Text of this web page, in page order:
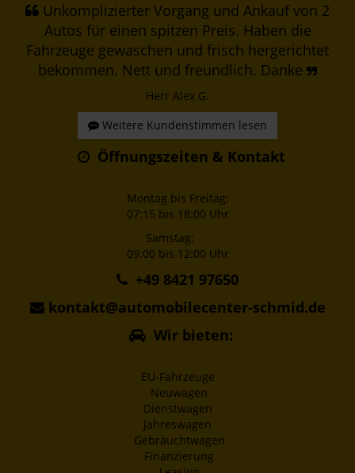
Unkomplizierter Vorgang und Ankauf von 2
Autos für einen spitzen Preis. Haben die
Fahrzeuge gewaschen und frisch hergerichtet
bekommen. Nett und freundlich. Danke
Herr Alex G.
Weitere Kundenstimmen lesen
Öffnungszeiten & Kontakt
Montag bis Freitag:
07:15 bis 18:00 Uhr
Samstag:
09:00 bis 12:00 Uhr
+49 8421 97650
kontakt@automobilecenter-schmid.de
Wir bieten:
EU-Fahrzeuge
Neuwagen
Dienstwagen
Jahreswagen
Gebrauchtwagen
Finanzierung